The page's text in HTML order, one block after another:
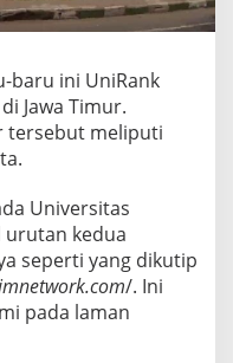
baru ini UniRank
Jawa Timur.
tersebut meliputi
Universitas
urutan kedua
seperti yang dikutip
/. Ini
pada laman